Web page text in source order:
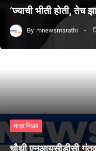
‘ज्याची भीती होती,
By mnewsmarathi
माझा जिल्हा
चौथी एनआयसीडीसी